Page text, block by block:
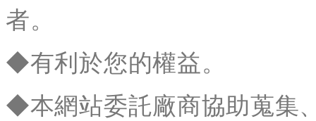
者。
◆有利於您的權益。
◆本網站委託廠商協助蒐集